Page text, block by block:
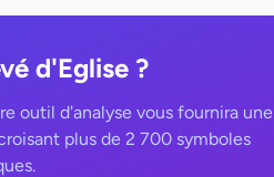
d'Eglise ?
outil d'analyse vous fournira une
plus de 2 700 symboles